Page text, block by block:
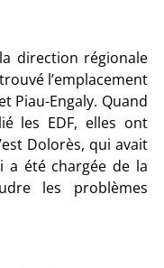
direction régionale
l’emplacement
Piau-Engaly. Quand
les EDF, elles ont
Dolorès, qui avait
a été chargée de la
les problèmes